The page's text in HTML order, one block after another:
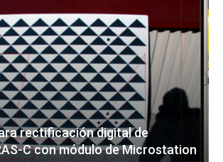
rectificación digital de
C con módulo de Microstation